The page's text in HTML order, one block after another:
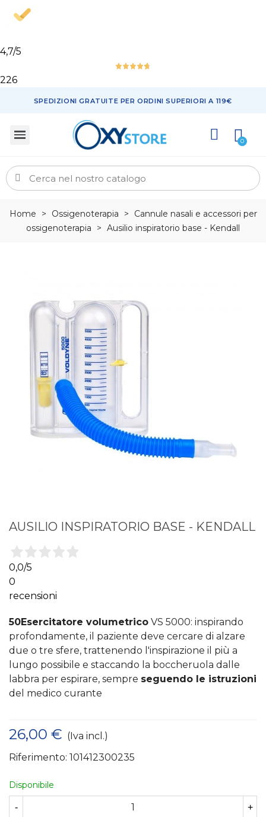
4,7/5
226
SPEDIZIONI GRATUITE PER ORDINI SUPERIORI A 119€
Home > Ossigenoterapia >
Cannule nasali e accessori per
ossigenoterapia
> Ausilio inspiratorio base - Kendall
AUSILIO INSPIRATORIO BASE - KENDALL
0,0/5
0
recensioni
50Esercitatore volumetrico VS 5000: inspirando
profondamente, il paziente deve cercare di alzare
due o tre sfere, trattenendo l'inspirazione il più a
lungo possibile e staccando la boccheruola dalle
labbra per espirare, sempre seguendo le istruzioni
del medico curante
26,00 € (Iva incl.)
Riferimento: 101412300235
Disponibile
- +